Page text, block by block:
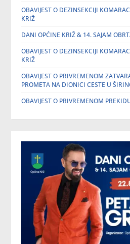
OBAVIJEST O DEZINSEKCIJI
KRIŽ
DANI OPĆINE KRIŽ & 14. SAJAM
OBAVIJEST O DEZINSEKCIJI
KRIŽ
OBAVIJEST O PRIVREMENOM
PROMETA NA DIONICI CESTE U
OBAVIJEST O PRIVREMENOM